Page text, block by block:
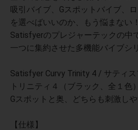
吸引バイブ、Gスポットバイブ、
を選べばいいのか、もう悩まない！
Satisfyerのプレジャーテックの中
一つに集約させた多機能バイブシ
Satisfyer Curvy Trinity 4 / サティ
トリニティ４（ブラック、全１色）
Gスポットと奥、どちらも刺激し
【仕様】